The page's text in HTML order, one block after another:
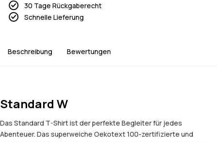
30 Tage Rückgaberecht
Schnelle Lieferung
Beschreibung Bewertungen
Standard W
Das Standard T-Shirt ist der perfekte Begleiter für jedes
Abenteuer. Das superweiche Oekotext 100-zertifizierte und